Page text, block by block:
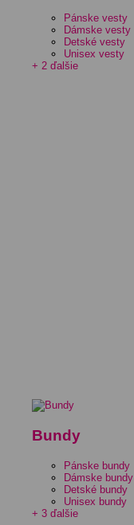
Pánske vesty
Dámske vesty
Detské vesty
Unisex vesty
+ 2 ďalšie
Bundy
Pánske bundy
Dámske bundy
Detské bundy
Unisex bundy
+ 3 ďalšie